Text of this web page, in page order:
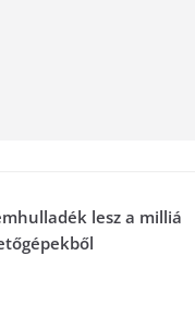
lesz a milliá